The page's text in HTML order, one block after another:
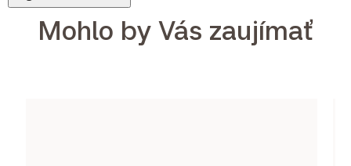
Mohlo by Vás zaujímať